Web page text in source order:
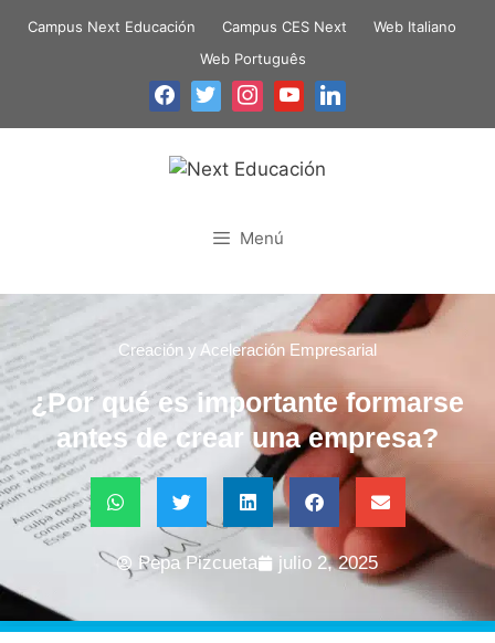
Campus Next Educación Campus CES Next
Web Italiano
Web Português
Menú
Creación y Aceleración Empresarial
¿Por qué es importante formarse
antes de crear una empresa?
Pepa Pizcueta julio 2, 2025